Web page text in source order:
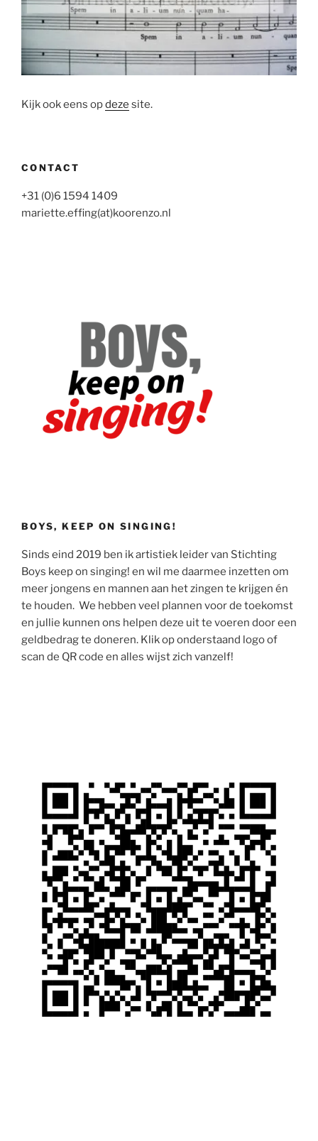
Kijk ook eens opdeze site.
CONTACT
+31 (0)6 1594 1409
mariette.effing(at)koorenzo.nl
BOYS, KEEP ON SINGING!
Sinds eind 2019 ben ik artistiek leider van Stichting
Boys keep on singing! en wil me daarmee inzetten om
meer jongens en mannen aan het zingen te krijgen én
te houden. We hebben veel plannen voor de toekomst
en jullie kunnen ons helpen deze uit te voeren door een
geldbedrag te doneren. Klik op onderstaand logo of
scan de QR code en alles wijst zich vanzelf!